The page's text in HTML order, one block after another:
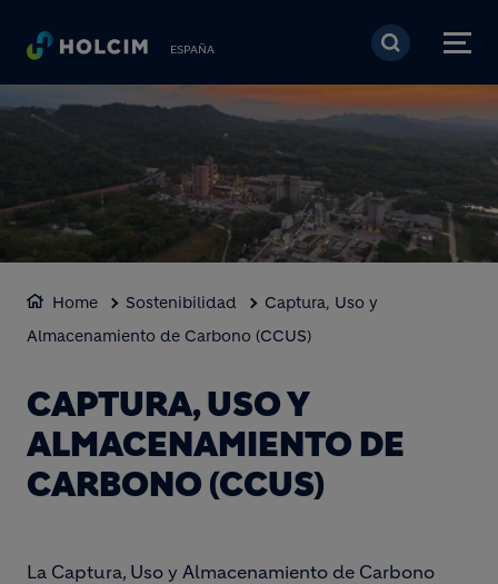
Pasar al contenido
ESPAÑA
Home Sostenibilidad
Captura, Uso y
Almacenamiento de Carbono (CCUS)
CAPTURA, USO Y
ALMACENAMIENTO DE
CARBONO (CCUS)
La Captura, Uso y Almacenamiento de Carbono